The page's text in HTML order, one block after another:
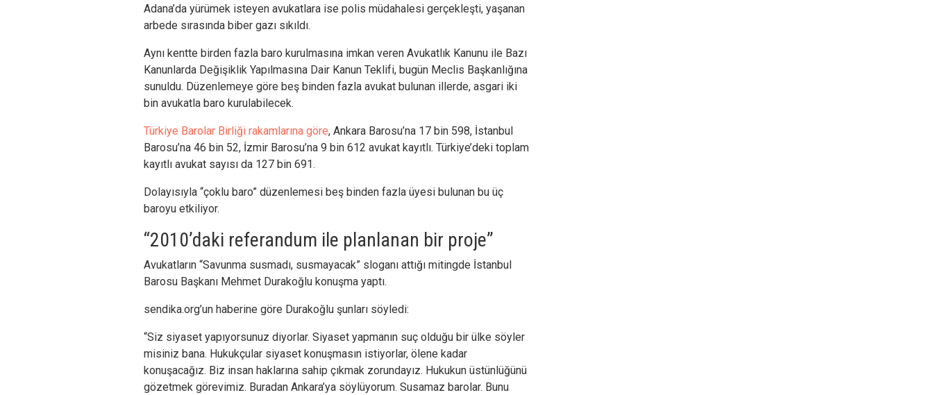
Adana’da yürümek isteyen avukatlara ise polis müdahalesi gerçekleşti, yaşanan
arbede sırasında biber gazı sıkıldı.
Aynı kentte birden fazla baro kurulmasına imkan veren Avukatlık Kanunu ile Bazı
Kanunlarda Değişiklik Yapılmasına Dair Kanun Teklifi, bugün Meclis Başkanlığına
sunuldu. Düzenlemeye göre beş binden fazla avukat bulunan illerde, asgari iki
bin avukatla baro kurulabilecek.
Türkiye Barolar Birliği rakamlarına göre, Ankara Barosu’na 17 bin 598, İstanbul
Barosu’na 46 bin 52, İzmir Barosu’na 9 bin 612 avukat kayıtlı. Türkiye’deki toplam
kayıtlı avukat sayısı da 127 bin 691.
Dolayısıyla “çoklu baro” düzenlemesi beş binden fazla üyesi bulunan bu üç
baroyu etkiliyor.
“2010’daki referandum ile planlanan bir proje”
Avukatların “Savunma susmadı, susmayacak” sloganı attığı mitingde İstanbul
Barosu Başkanı Mehmet Durakoğlu konuşma yaptı.
sendika.org’un haberine göre Durakoğlu şunları söyledi:
“Siz siyaset yapıyorsunuz diyorlar. Siyaset yapmanın suç olduğu bir ülke söyler
misiniz bana. Hukukçular siyaset konuşmasın istiyorlar, ölene kadar
konuşacağız. Biz insan haklarına sahip çıkmak zorundayız. Hukukun üstünlüğünü
gözetmek görevimiz. Buradan Ankara’ya söylüyorum. Susamaz barolar. Bunu